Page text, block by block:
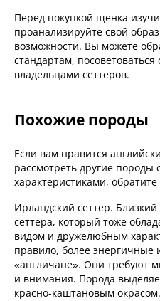
Перед покупкой щенка
проанализируйте свой
возможности. Вы можете
стандартам,
владельцами сеттеров.
Похожие породы
Если вам нравится
рассмотреть другие породы
характеристиками,
Ирландский сеттер.
сеттера, который тоже
видом и дружелюбным
правило, более
«англичане». Они требуют
и внимания. Порода
красно-каштановым окрасом.